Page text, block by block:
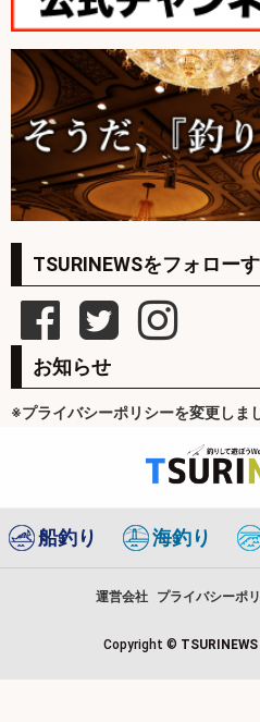
TSURINEWSをフォロー
お知らせ
※プライバシーポリシーを変更しま
船釣り 海釣り
運営会社 プライバシーポ
Copyright © TSURINEWS